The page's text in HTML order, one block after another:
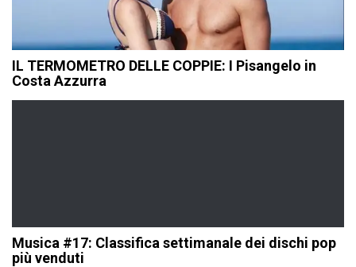
IL TERMOMETRO DELLE COPPIE: I Pisangelo in
Costa Azzurra
Musica #17: Classifica settimanale dei dischi pop
più venduti